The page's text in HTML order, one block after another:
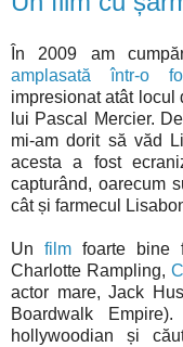
În 2009 am
amplasată într-o
impresionat atât locul
lui Pascal Mercier.
mi-am dorit să văd
acesta a fost
capturând, oarecum
cât și farmecul
Un film foarte bine
Charlotte Rampling,
actor mare, Jack
Boardwalk
hollywoodian și